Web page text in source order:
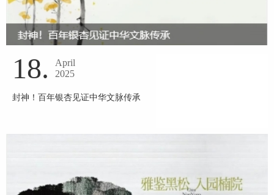
18.
April
2025
封神！百年银杏见证中华文脉传承